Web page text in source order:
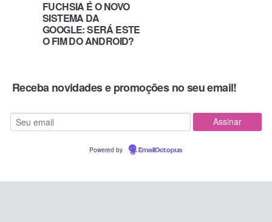
FUCHSIA É O NOVO
SISTEMA DA
GOOGLE: SERÁ ESTE
O FIM DO ANDROID?
Receba novidades e promoções no seu email!
Powered by EmailOctopus